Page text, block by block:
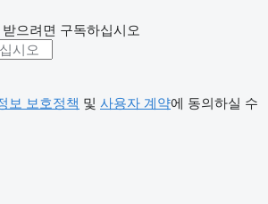
으려면 구독하십시오
보 보호정책 및 사용자 계약에 동의하실 수